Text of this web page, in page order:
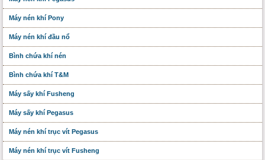
Máy nén khí Pony
Máy nén khí đầu nổ
Bình chứa khí nén
Bình chứa khí T&M
Máy sấy khí Fusheng
Máy sấy khí Pegasus
Máy nén khí trục vít Pegasus
Máy nén khí trục vít Fusheng